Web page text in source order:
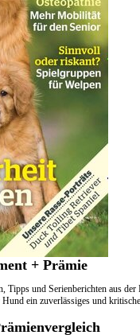
+ Prämie
Tipps und Serienberichten aus
ein zuverlässiges und